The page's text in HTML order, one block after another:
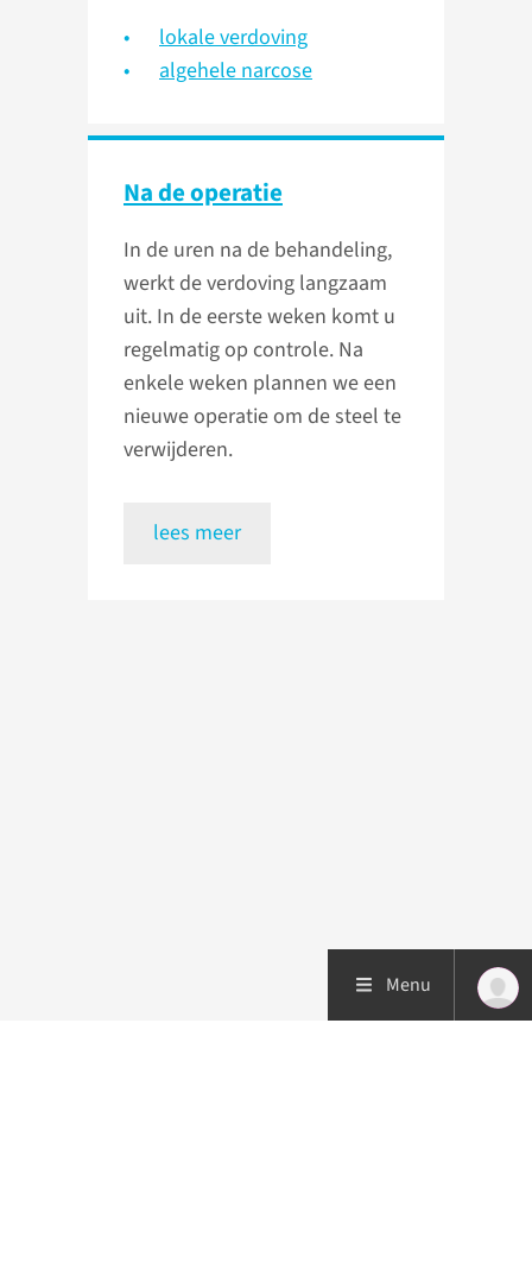
lokale verdoving
algehele narcose
Na de operatie
In de uren na de behandeling,
werkt de verdoving langzaam
uit. In de eerste weken komt u
regelmatig op controle. Na
enkele weken plannen we een
nieuwe operatie om de steel te
verwijderen.
lees meer
Menu